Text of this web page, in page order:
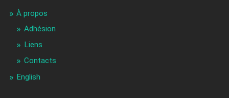
À propos
Adhésion
Liens
Contacts
English